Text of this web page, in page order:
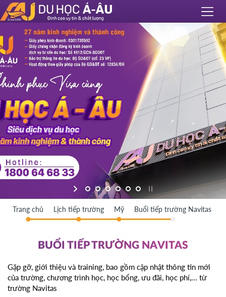
Trang chủ Lịch tiếp trường Mỹ Buổi tiếp trường Navitas
BUỔI TIẾP TRƯỜNG NAVITAS
Gặp gỡ, giới thiệu và training, bao gồm cập nhật thông tin mới
của trường, chương trình học, học bổng, ưu đãi, học phí,... từ
trường Navitas